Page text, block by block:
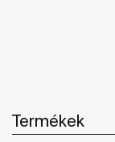
Termékek